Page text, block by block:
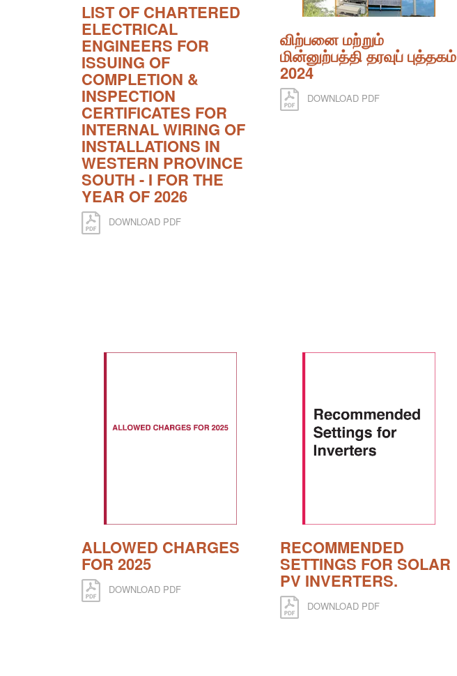
LIST OF CHARTERED
ELECTRICAL
ENGINEERS FOR
ISSUING OF
COMPLETION &
INSPECTION
CERTIFICATES FOR
INTERNAL WIRING OF
INSTALLATIONS IN
WESTERN PROVINCE
SOUTH - I FOR THE
YEAR OF 2026
DOWNLOAD PDF
விற்பனை மற்றும்
மின்னுற்பத்தி தரவுப் புத்தகம்
2024
DOWNLOAD PDF
ALLOWED CHARGES
FOR 2025
DOWNLOAD PDF
RECOMMENDED
SETTINGS FOR SOLAR
PV INVERTERS.
DOWNLOAD PDF